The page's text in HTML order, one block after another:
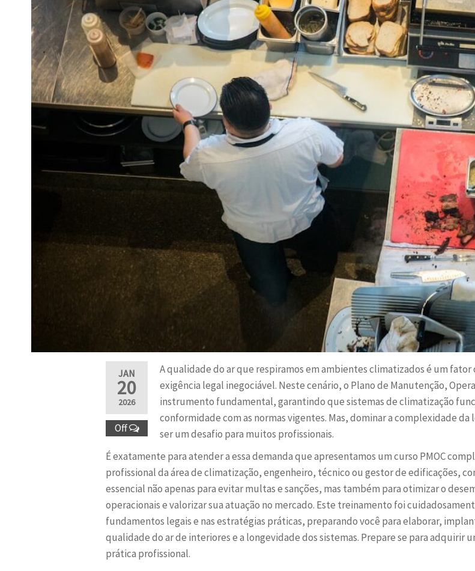
JAN
20
2026
Off
A qualidade do ar que respiramos em ambientes climatizados é um
exigência legal inegociável. Neste cenário, o Plano de Manutenção,
instrumento fundamental, garantindo que sistemas de climatização
conformidade com as normas vigentes. Mas, dominar a complexidade
ser um desafio para muitos profissionais.
É exatamente para atender a essa demanda que apresentamos um curso PMOC
profissional da área de climatização, engenheiro, técnico ou gestor de edificações,
essencial não apenas para evitar multas e sanções, mas também para otimizar o
operacionais e valorizar sua atuação no mercado. Este treinamento foi
fundamentos legais e nas estratégias práticas, preparando você para elaborar,
qualidade do ar de interiores e a longevidade dos sistemas. Prepare se para
prática profissional.